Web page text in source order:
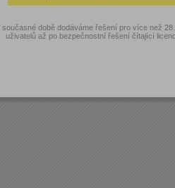
současné době dodáváme řešení pro více než
uživatelů až po bezpečnostní řešení čítající